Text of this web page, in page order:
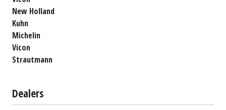
New Holland
Kuhn
Michelin
Vicon
Strautmann
Dealers